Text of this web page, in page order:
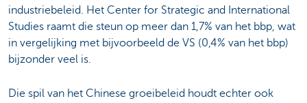
industriebeleid. Het Center for Strategic and International
Studies raamt die steun op meer dan 1,7% van het bbp, wat
in vergelijking met bijvoorbeeld de VS (0,4% van het bbp)
bijzonder veel is.
Die spil van het Chinese groeibeleid houdt echter ook